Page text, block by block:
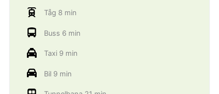
Tåg 8 min
Buss 6 min
Taxi 9 min
Bil 9 min